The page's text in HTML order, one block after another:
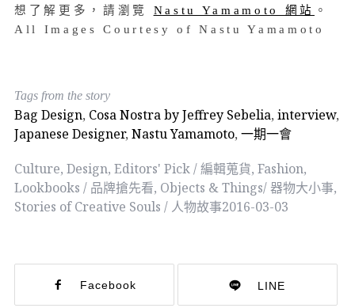
想了解更多，請瀏覽 Nastu Yamamoto 網站
。
All Images Courtesy of Nastu Yamamoto
Tags from the story
Bag Design, Cosa Nostra by Jeffrey Sebelia, interview,
Japanese Designer, Nastu Yamamoto, 一期一會
Culture, Design, Editors' Pick / 編輯蒐貨, Fashion,
Lookbooks / 品牌搶先看, Objects & Things/ 器物大小事,
Stories of Creative Souls / 人物故事2016-03-03
Facebook LINE